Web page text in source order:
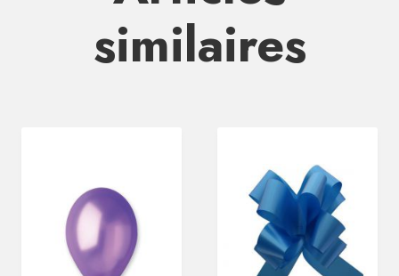
similaires